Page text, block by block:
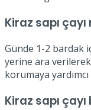
Kiraz sapı
Günde 1-2 bardak
yerine ara
korumaya
Kiraz sapı